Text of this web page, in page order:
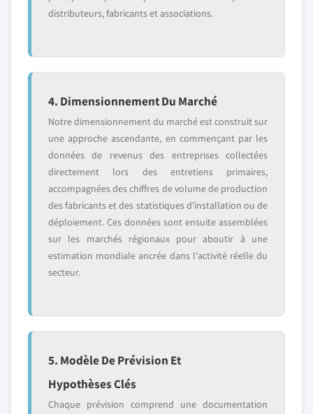
distributeurs, fabricants et associations.
4. Dimensionnement Du Marché
Notre dimensionnement du marché est construit sur
une approche ascendante, en commençant par les
données de revenus des entreprises collectées
directement lors des entretiens primaires,
accompagnées des chiffres de volume de production
des fabricants et des statistiques d'installation ou de
déploiement. Ces données sont ensuite assemblées
sur les marchés régionaux pour aboutir à une
estimation mondiale ancrée dans l'activité réelle du
secteur.
5. Modèle De Prévision Et
Hypothèses Clés
Chaque prévision comprend une documentation